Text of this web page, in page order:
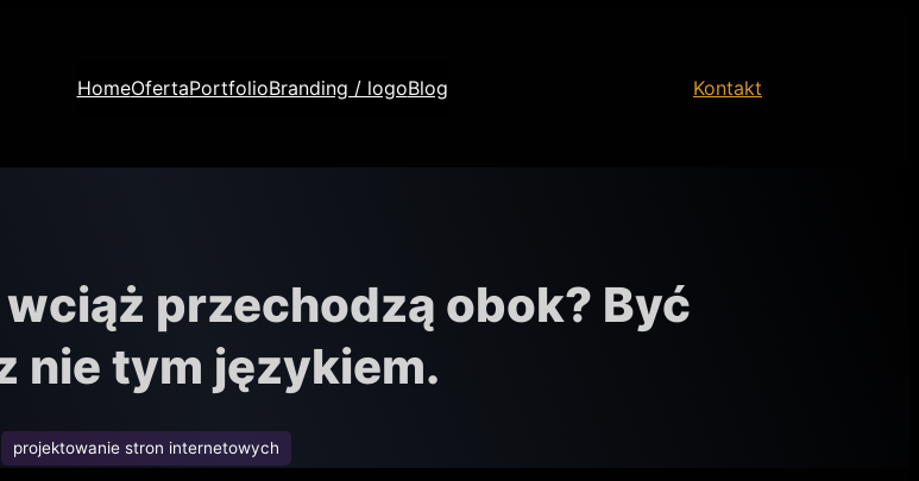
HomeOfertaPortfolioBranding / logoBlog Kontakt
przechodzą obok? Być
nie tym językiem.
projektowanie stron internetowych